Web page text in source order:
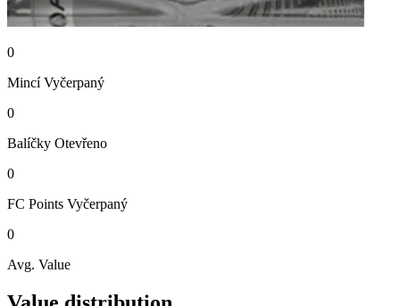
0
Mincí Vyčerpaný
0
Balíčky Otevřeno
0
FC Points Vyčerpaný
0
Avg. Value